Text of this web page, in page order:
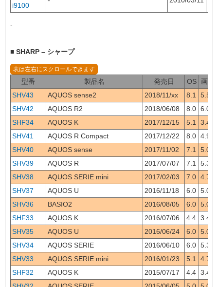
i9100
-
■ SHARP – シャープ
型番 製品名 発売日 OS
画面
SHV43
AQUOS sense2 2018/11/xx 8.1
5.5
SHV42
AQUOS R2 2018/06/08 8.0 6.0
SHF34
AQUOS K 2017/12/15 5.1
3.4
SHV41
AQUOS R Compact 2017/12/22 8.0 4.9
SHV40
AQUOS sense 2017/11/02 7.1
5.0
SHV39
AQUOS R 2017/07/07 7.1
5.3
SHV38
AQUOS SERIE mini 2017/02/03 7.0 4.7
SHV37
AQUOS U 2016/11/18 6.0 5.0
SHV36
BASIO2 2016/08/05 6.0 5.0
SHF33
AQUOS K 2016/07/06 4.4 3.4
SHV35
AQUOS U 2016/06/24 6.0 5.0
SHV34
AQUOS SERIE 2016/06/10 6.0 5.3
SHV33
AQUOS SERIE mini 2016/01/23 5.1
4.7
SHF32
AQUOS K 2015/07/17 4.4 3.4